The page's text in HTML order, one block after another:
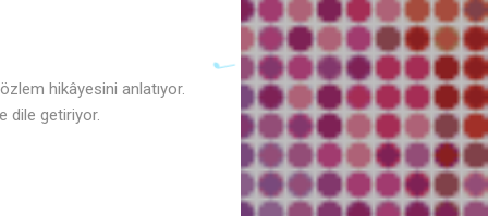
hikâyesini anlatıyor.
dile getiriyor.